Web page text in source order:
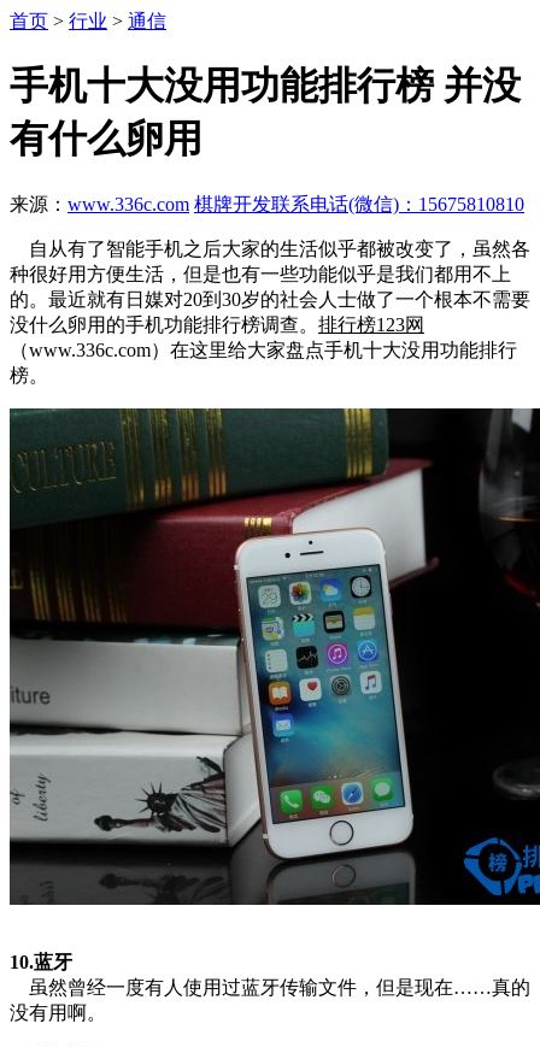
首页 > 行业 > 通信
手机十大没用功能排行榜 并没
有什么卵用
来源： www.336c.com 棋牌开发联系电话(微信)：15675810810
自从有了智能手机之后大家的生活似乎都被改变了，虽然各
种很好用方便生活，但是也有一些功能似乎是我们都用不上
的。最近就有日媒对20到30岁的社会人士做了一个根本不需要
没什么卵用的手机功能排行榜调查。 排行榜123网
（www.336c.com）在这里给大家盘点手机十大没用功能排行
榜。
10.蓝牙
虽然曾经一度有人使用过蓝牙传输文件，但是现在……真的
没有用啊。